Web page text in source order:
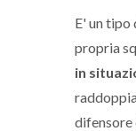
E' un tipo
propria
in
difensore